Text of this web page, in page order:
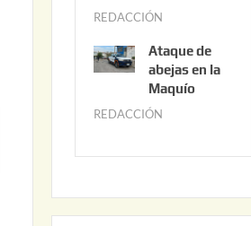
0
2
6
REDACCIÓN
n
i
0
2
Ataque de
abejas en la
Maquío
REDACCIÓN
y